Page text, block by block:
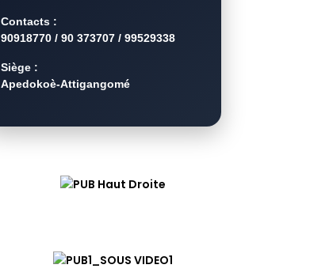
Contacts :
90918770 / 90 373707 / 99529338
Siège :
Apedokoè-Attigangomé